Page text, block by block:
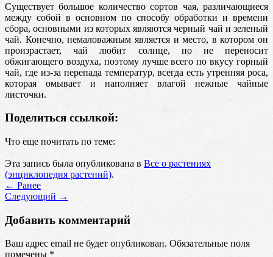
Существует большое количество сортов чая, различающиеся
между собой в основном по способу обработки и времени
сбора, основными из которых являются черный чай и зеленый
чай. Конечно, немаловажным является и место, в котором он
произрастает, чай любит солнце, но не переносит
обжигающего воздуха, поэтому лучше всего по вкусу горный
чай, где из-за перепада температур, всегда есть утренняя роса,
которая омывает и наполняет влагой нежные чайные
листочки.
Поделиться ссылкой:
Что еще почитать по теме:
Эта запись была опубликована в Все о растениях
(энциклопедия растений).
← Ранее
Cледующий →
Добавить комментарий
Ваш адрес email не будет опубликован. Обязательные поля
помечены *